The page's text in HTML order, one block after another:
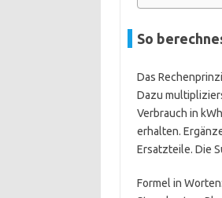
So
Das
Dazu
Verbrauch in
erhalten.
Ersatzteile. Die
Formel in